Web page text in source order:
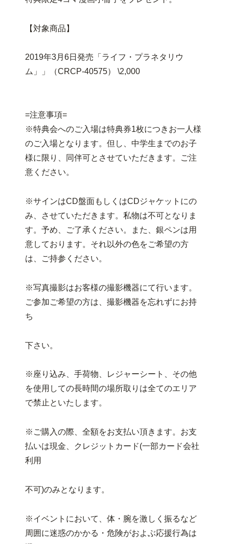
【対象商品】
2019年3月6日発売「ライフ・プラネタリウ
ム」」（CRCP-40575） \2,000
=注意事項=
※特典会へのご入場は特典券1枚につきお一人様
のご入場となります。但し、中学生までのお子
様に限り、同伴可とさせていただきます。ご注
意ください。
※サインはCD盤面もしくはCDジャケットにの
み、させていただきます。私物は不可となりま
す。予め、ご了承ください。また、銀ペンは用
意しております。それ以外の色をご希望の方
は、ご持参ください。
※写真撮影はお客様の撮影機器にて行います。
ご参加ご希望の方は、撮影機器を忘れずにお持
ち
下さい。
※座り込み、手荷物、レジャーシート、その他
を使用しての長時間の場所取りは全てのエリア
で禁止といたします。
※ご購入の際、全額をお支払い頂きます。お支
払いは現金、クレジットカード(一部カード会社
利用
不可)のみとなります。
※イベントにおいて、体・腕を激しく振るなど
周囲に迷惑のかかる・危険がおよぶ応援行為は